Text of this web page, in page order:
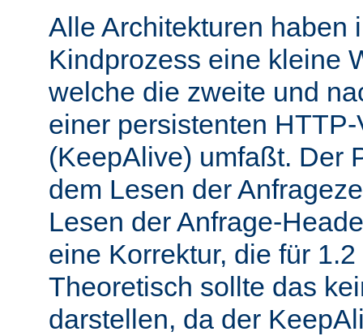
Alle Architekturen haben
Kindprozess eine kleine
welche die zweite und
einer persistenten
(KeepAlive) umfaßt. Der
dem Lesen der
Lesen der Anfrage-
eine Korrektur, die für
Theoretisch sollte das
darstellen, da der